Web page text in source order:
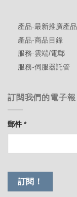
產品-最新推廣產品
產品-商品目錄
服務-雲端/電郵
服務-伺服器託管
訂閱我們的電子報
郵件*